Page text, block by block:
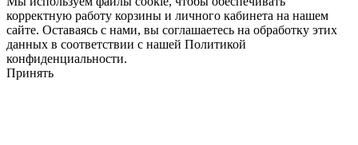
корректную работу корзины и личного кабинета на нашем
сайте. Оставаясь с нами, вы соглашаетесь на обработку этих
данных в соответствии с нашей Политикой
конфиденциальности.
Принять